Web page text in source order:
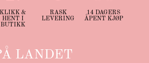
KLIKK &
HENT I
BUTIKK
RASK
LEVERING
14 DAGERS
ÅPENT KJØP
LANDET